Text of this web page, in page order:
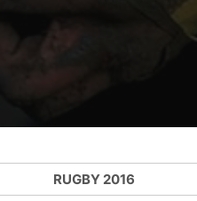
RUGBY 2016